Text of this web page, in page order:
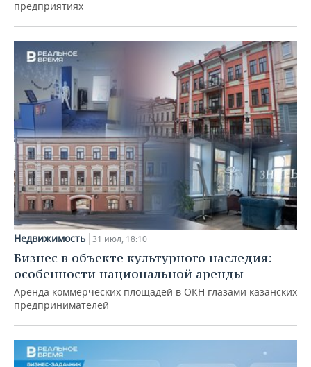
предприятиях
Недвижимость 31 июл, 18:10
Бизнес в объекте культурного наследия:
особенности национальной аренды
Аренда коммерческих площадей в ОКН глазами казанских
предпринимателей